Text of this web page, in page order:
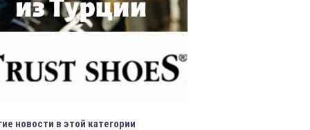
новости в этой категории